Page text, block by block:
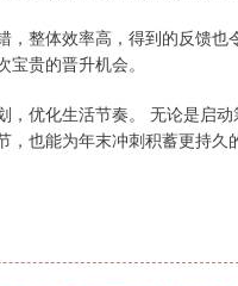
，整体效率高，得到的反馈
贵的晋升机会。
，优化生活节奏。 无论是启
也能为年末冲刺积蓄更持久